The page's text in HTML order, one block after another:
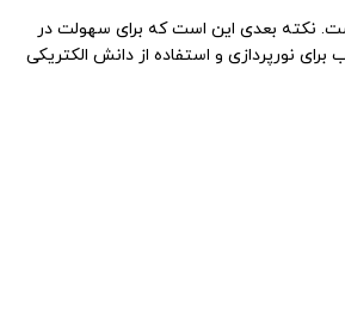
نکته بعدی این است که برای سهولت در
نورپردازی و استفاده از دانش الکتریکی